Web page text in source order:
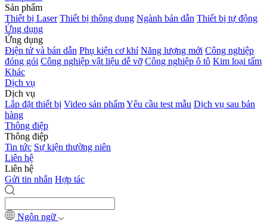
Sản phẩm
Thiết bị Laser Thiết bị thông dụng Ngành bán dẫn Thiết bị tự động
Ứng dụng
Ứng dụng
Điện tử và bán dẫn Phụ kiện cơ khí Năng lượng mới Công nghiệp
đóng gói Công nghiệp vật liệu dễ vỡ Công nghiệp ô tô Kim loại tấm
Khác
Dịch vụ
Dịch vụ
Lắp đặt thiết bị Video sản phẩmYêu cầu test mẫu Dịch vụ sau bán
hàng
Thông điệp
Thông điệp
Tin tức Sự kiện thường niên
Liên hệ
Liên hệ
Gửi tin nhắn Hợp tác
Ngôn ngữ